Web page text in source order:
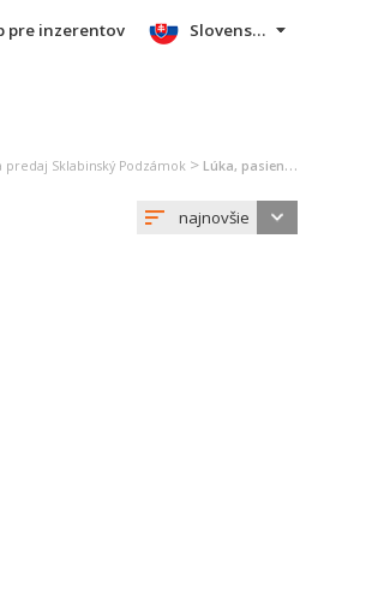
pre inzerentov Slovensky
Sklabinský Podzámok > Lúka, pasienok na predaj Sklabinský Podzámok
najnovšie